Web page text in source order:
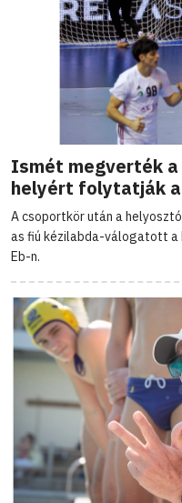
Ismét megverték
helyért folytatják
A csoportkör után a
as fiú kézilabda-válogatott a
Eb-n.